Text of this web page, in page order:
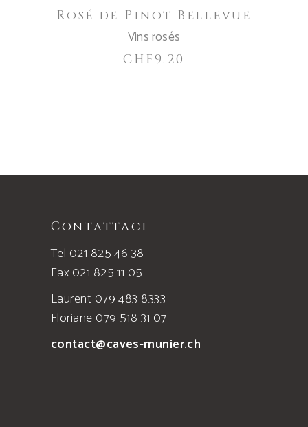
Rosé de Pinot Bellevue
Vins rosés
CHF9.20
Contattaci
Tel 021 825 46 38
Fax 021 825 11 05
Laurent 079 483 8333
Floriane 079 518 31 07
contact@caves-munier.ch